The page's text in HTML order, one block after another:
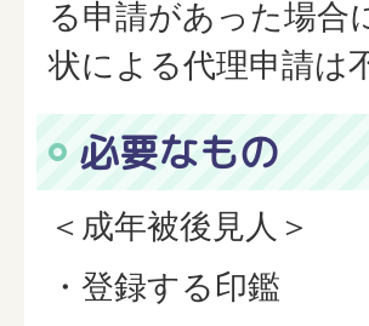
る申請があった場合
状による代理申請は
必要なもの
＜成年被後見人＞
・登録する印鑑